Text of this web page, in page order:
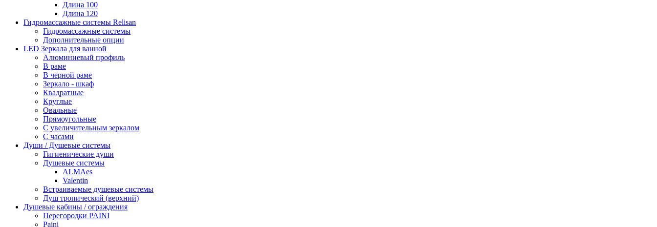
Длина 100
Длина 120
Гидромассажные системы Relisan
Гидромассажные системы
Дополнительные опции
LED Зеркала для ванной
Алюминиевый профиль
В раме
В черной раме
Зеркало - шкаф
Квадратные
Круглые
Овальные
Прямоугольные
С увеличительным зеркалом
С часами
Души / Душевые системы
Гигиенические души
Душевые системы
ALMAes
Valentin
Встраиваемые душевые системы
Душ тропический (верхний)
Душевые кабины / ограждения
Перегородки PAINI
Paini